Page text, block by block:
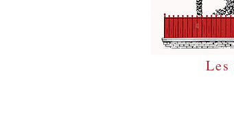
Les